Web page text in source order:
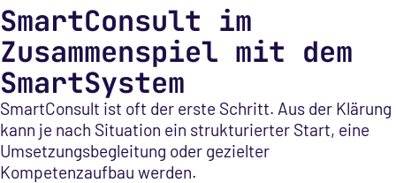
SmartConsult im
Zusammenspiel mit dem
SmartSystem
SmartConsult ist oft der erste Schritt. Aus der Klärung
kann je nach Situation ein strukturierter Start, eine
Umsetzungsbegleitung oder gezielter
Kompetenzaufbau werden.